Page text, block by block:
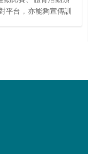
平台，亦能夠宣傳訓